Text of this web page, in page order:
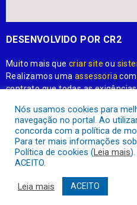
DESENVOLVIDO POR CR2
Muito mais quecriar site ou
Realizamos umaassessoria
contrato que todas as
Conheça oPNTP e oRadar da
Todos os direitos reservados a
Nós usamos cookies para
navegação no portal. Ao
concorda com a política de
Para ter mais informações
Política de cookies (Leia mais
ACEITO.
Leia mais ACEITO